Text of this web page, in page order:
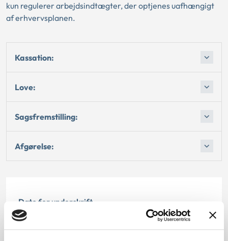
kun regulerer arbejdsindtægter, der optjenes uafhængigt
af erhvervsplanen.
Kassation:
Love:
Sagsfremstilling:
Afgørelse:
Dato for underskrift
15.08.1997